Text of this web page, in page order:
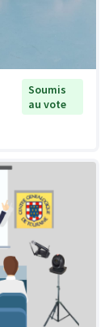
Soumis
au vote